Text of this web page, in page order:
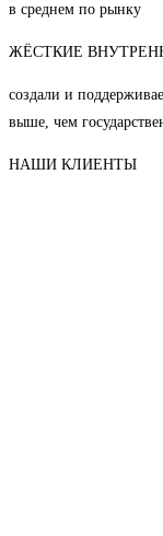
в среднем по рынку
ЖЁСТКИЕ
создали и
выше, чем
НАШИ КЛИЕНТЫ